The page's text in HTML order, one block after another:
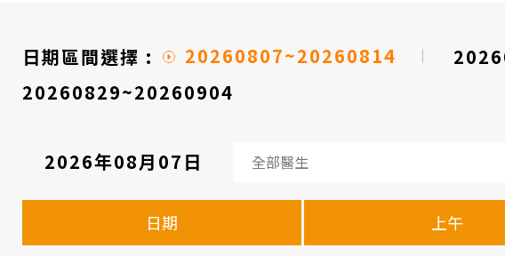
院
日期區間選擇 : 20260807~20260814
20260829~20260904
2026年08月07日
診
醫
日期 上午